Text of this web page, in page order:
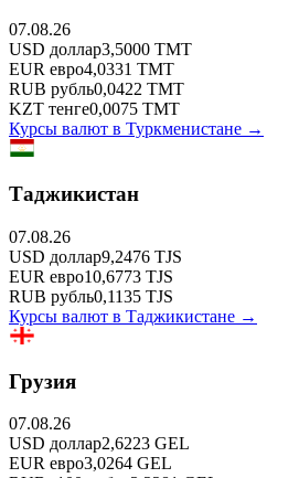
07.08.26
USD доллар3,5000 TMT
EUR евро4,0331 TMT
RUB рубль0,0422 TMT
KZT тенге0,0075 TMT
Курсы валют в Туркменистане →
Таджикистан
07.08.26
USD доллар9,2476 TJS
EUR евро10,6773 TJS
RUB рубль0,1135 TJS
Курсы валют в Таджикистане →
Грузия
07.08.26
USD доллар2,6223 GEL
EUR евро3,0264 GEL